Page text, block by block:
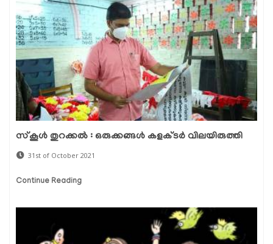
സ്കൂൾ തുറക്കൽ : ഒരുക്കങ്ങൾ കളക്ടർ വിലയിരുത്തി
31st of October 2021
Continue Reading